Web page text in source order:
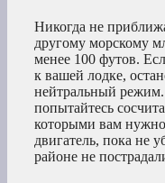
Никогда не
другому морскому
менее 100 футов.
к вашей лодке,
нейтральный
попытайтесь
которыми вам
двигатель, пока не
районе не